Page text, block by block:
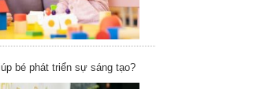
bé phát triển sự sáng tạo?